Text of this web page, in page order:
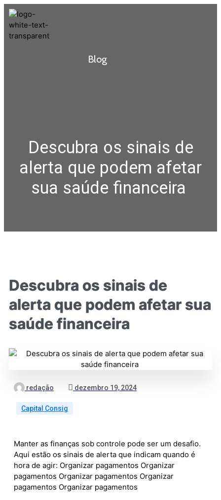
Blog
Descubra os sinais de
alerta que podem afetar
sua saúde financeira
Descubra os sinais de
alerta que podem afetar sua
saúde financeira
redação dezembro 19, 2024
Capital Consig
Manter as finanças sob controle pode ser um desafio.
Aqui estão os sinais de alerta que indicam quando é
hora de agir: Organizar pagamentos Organizar
pagamentos Organizar pagamentos Organizar
pagamentos Organizar pagamentos